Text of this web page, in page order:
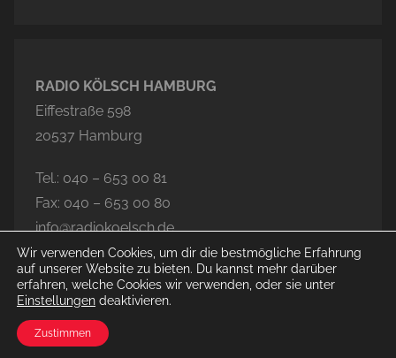
RADIO KÖLSCH HAMBURG
Eiffestraße 598
20537 Hamburg
Tel.: 040 – 653 00 81
Fax: 040 – 653 00 80
info@radiokoelsch.de
© 2026 Radio Kölsch Hamburg
Wir verwenden Cookies, um dir die bestmögliche Erfahrung
auf unserer Website zu bieten. Du kannst mehr darüber
erfahren, welche Cookies wir verwenden, oder sie unter
Einstellungen deaktivieren.
Zustimmen